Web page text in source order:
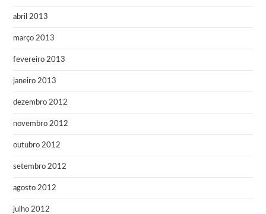
abril 2013
março 2013
fevereiro 2013
janeiro 2013
dezembro 2012
novembro 2012
outubro 2012
setembro 2012
agosto 2012
julho 2012